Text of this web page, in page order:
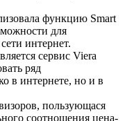
функцию Smart
для
интернет.
сервис Viera
ряд
в интернете, но и в
пользующася
соотношения цена-